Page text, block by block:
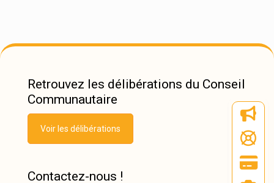
Retrouvez les délibérations du Conseil
Communautaire
Voir les délibérations
Contactez-nous !